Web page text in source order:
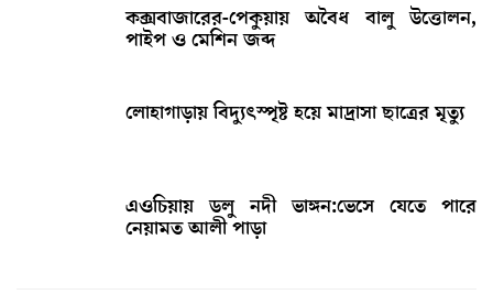
কক্সবাজারের-পেকুয়ায় অবৈধ বালু উত্তোলন,
পাইপ ও মেশিন জব্দ
লোহাগাড়ায় বিদ্যুৎস্পৃষ্ট হয়ে মাদ্রাসা ছাত্রের মৃত্যু
এওচিয়ায় ডলু নদী ভাঙ্গন:ভেসে যেতে পারে
নেয়ামত আলী পাড়া